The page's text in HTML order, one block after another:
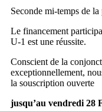
Seconde mi-temps de
Le financement
U-1 est une réussite.
Conscient de la
exceptionnellement,
la souscription ouverte
jusqu’au vendredi 28